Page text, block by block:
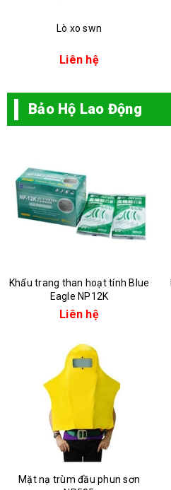
Lò xo swn
Liên hệ
Bảo Hộ Lao Động
Khẩu trang than hoạt tính Blue
Eagle NP12K
Liên hệ
Mặt nạ trùm đầu phun sơn